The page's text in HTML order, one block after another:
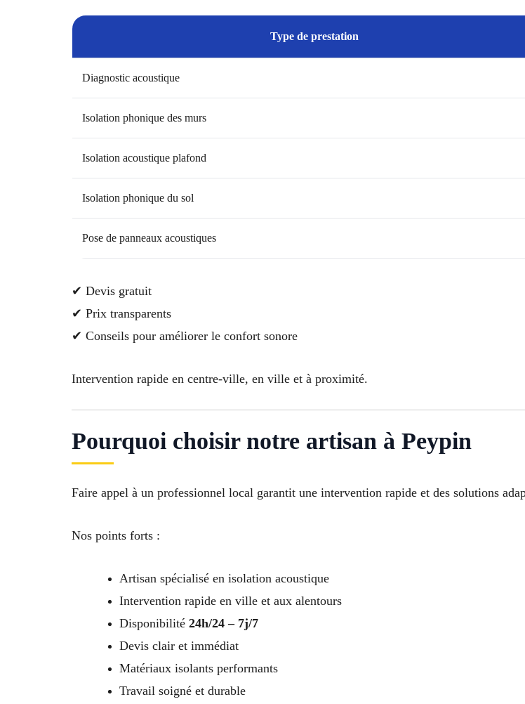
Type de prestation
Diagnostic acoustique
Isolation phonique des murs
Isolation acoustique plafond
Isolation phonique du sol
Pose de panneaux acoustiques
✔ Devis gratuit
✔ Prix transparents
✔ Conseils pour améliorer le confort sonore
Intervention rapide en centre-ville, en ville et à proximité.
Pourquoi choisir notre artisan à Peypin
Faire appel à un professionnel local garantit une intervention rapide et des solutions
Nos points forts :
Artisan spécialisé en isolation acoustique
Intervention rapide en ville et aux alentours
Disponibilité 24h/24 – 7j/7
Devis clair et immédiat
Matériaux isolants performants
Travail soigné et durable